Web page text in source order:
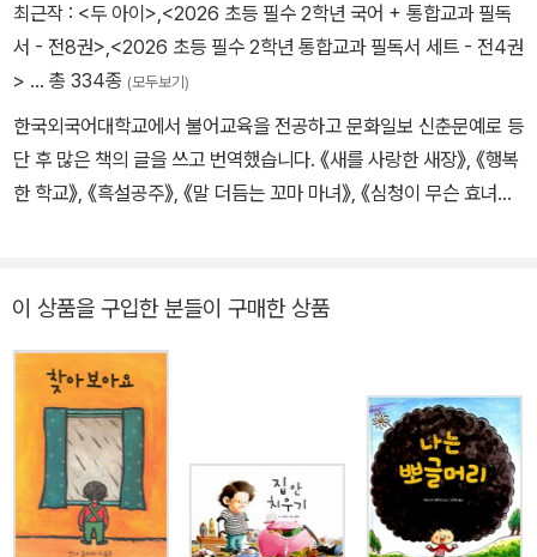
최근작 : <두 아이>,<2026 초등 필수 2학년 국어 + 통합교과 필독
서 - 전8권>,<2026 초등 필수 2학년 통합교과 필독서 세트 - 전4권
> … 총 334종 (모두보기)
한국외국어대학교에서 불어교육을 전공하고 문화일보 신춘문예로 등
단 후 많은 책의 글을 쓰고 번역했습니다. 《새를 사랑한 새장》, 《행복
한 학교》, 《흑설공주》, 《말 더듬는 꼬마 마녀》, 《심청이 무슨 효녀
앉으라고?》, 《세상 끝에 있는 너에게》 등 300여 권의 그림책을 우리
이 상품을 구입한 분들이 구매한 상품